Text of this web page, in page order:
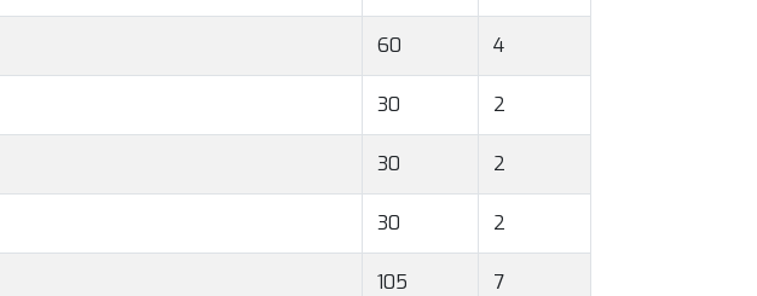
60 4
30 2
30 2
30 2
105 7